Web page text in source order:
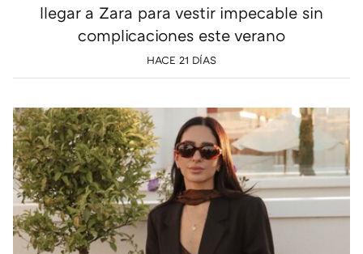
llegar a Zara para vestir impecable sin
complicaciones este verano
HACE 21 DÍAS